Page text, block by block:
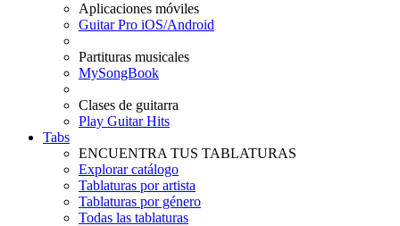
Aplicaciones móviles
Guitar Pro iOS/Android
Partituras musicales
MySongBook
Clases de guitarra
Play Guitar Hits
Tabs
ENCUENTRA TUS TABLATURAS
Explorar catálogo
Tablaturas por artista
Tablaturas por género
Todas las tablaturas